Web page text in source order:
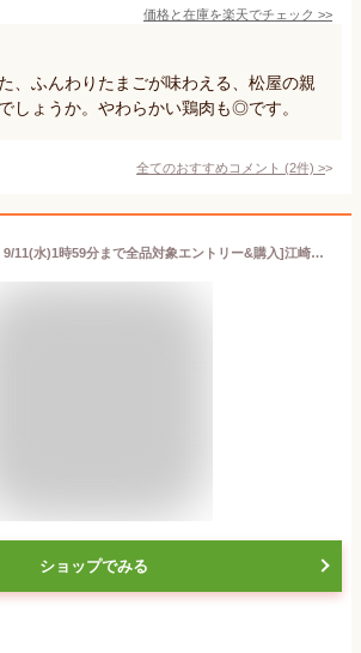
価格と在庫を楽天でチェック >>
、ふんわりたまごが味わえる、松屋の親
しょうか。やわらかい鶏肉も◎です。
全てのおすすめコメント (2件) >
[ポイント5倍！9/11(水)1時59分まで全品対象エントリー&購入]江崎グリコ DONBURI亭 親子丼 210g×10個入｜ 送料無料 丼 レトルト パウチ 親子丼
ショップでみる